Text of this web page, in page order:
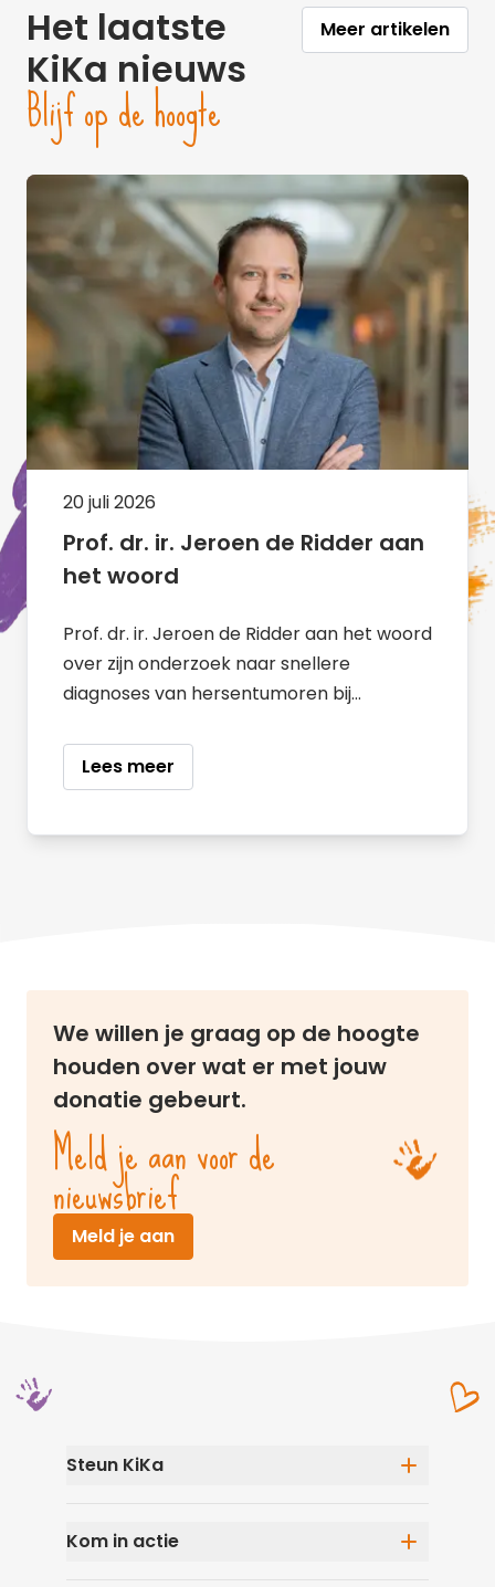
Het laatste
KiKa nieuws
Blijf op de hoogte
Meer artikelen
20 juli 2026
Prof. dr. ir. Jeroen de Ridder aan
het woord
Prof. dr. ir. Jeroen de Ridder aan het woord
over zijn onderzoek naar snellere
diagnoses van hersentumoren bij
Lees meer
We willen je graag op de hoogte
houden over wat er met jouw
donatie gebeurt.
Meld je aan voor de
nieuwsbrief
Meld je aan(opent in nieuw venster)
Steun KiKa
Maandelijks doneren
Kom in actie